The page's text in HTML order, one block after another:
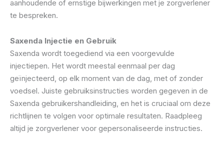
aanhoudende of ernstige bijwerkingen met je zorgverlener
te bespreken.
Saxenda Injectie en Gebruik
Saxenda wordt toegediend via een voorgevulde
injectiepen. Het wordt meestal eenmaal per dag
geïnjecteerd, op elk moment van de dag, met of zonder
voedsel. Juiste gebruiksinstructies worden gegeven in de
Saxenda gebruikershandleiding, en het is cruciaal om deze
richtlijnen te volgen voor optimale resultaten. Raadpleeg
altijd je zorgverlener voor gepersonaliseerde instructies.